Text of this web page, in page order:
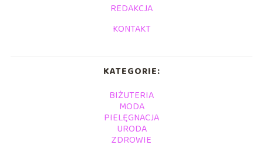
REDAKCJA
KONTAKT
KATEGORIE:
BIŻUTERIA
MODA
PIELĘGNACJA
URODA
ZDROWIE